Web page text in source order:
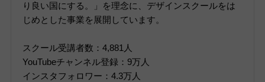
り良い国にする。」を理念に、デザインスクールをは
じめとした事業を展開しています。
スクール受講者数：4,881人
YouTubeチャンネル登録：9万人
インスタフォロワー：4.3万人